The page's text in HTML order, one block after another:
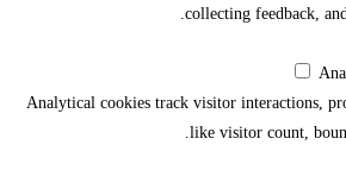
collecting feedback,
Analytical cookies track visitor interactions,
like visitor count,